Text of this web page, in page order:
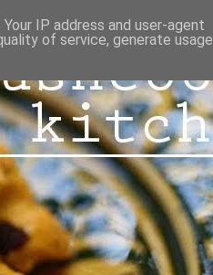
IP address and user-agent
of service, generate usage